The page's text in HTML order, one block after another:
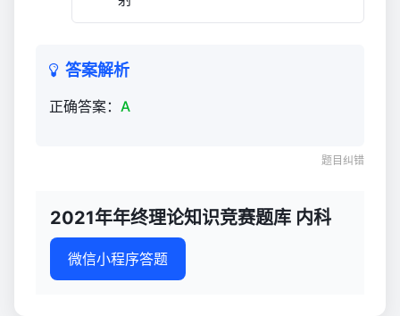
答案解析
正确答案： A
题目纠错
2021年年终理论知识竞赛题库 内科
微信小程序答题